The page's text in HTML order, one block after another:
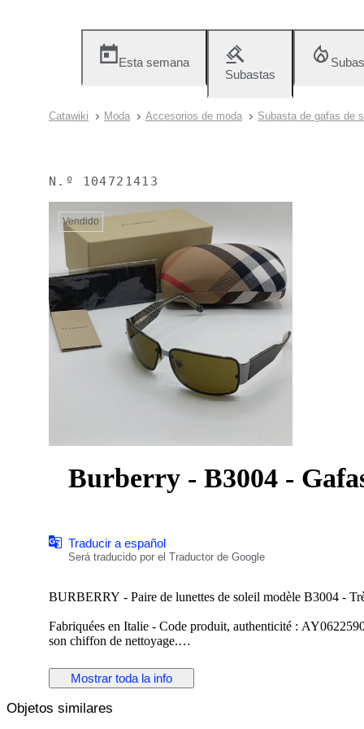
Esta semana
Subastas
Catawiki Moda Accesorios de moda Subasta de gafas de
N.º 104721413
Vendido
Burberry - B3004 -
Traducir a español
Será traducido por el Traductor de Google
BURBERRY - Paire de lunettes de soleil modèle B3004 -
Fabriquées en Italie - Code produit, authenticité :
son chiffon de nettoyage.
motifs à carreaux sur l'autre face - Le masque est sans
Les verres sont teintés uniformément, avec des micros rayures.
Dimensions : Hauteur du masque 4,8 cm - Largeur du
Mostrar toda la info
Objetos similares